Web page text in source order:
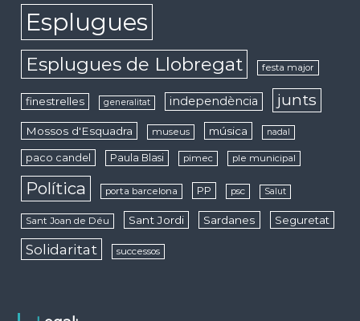
Esplugues
Esplugues de Llobregat festa major
finestrelles generalitat independència junts
Mossos d'Esquadra museus música nadal
paco candel Paula Blasi pimec ple municipal
Política porta barcelona PP psc Salut
Sant Joan de Déu Sant Jordi Sardanes Seguretat
Solidaritat successos